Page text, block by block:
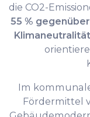
die CO2-
55 %
Klimaneutralität
Im
Fördermittel